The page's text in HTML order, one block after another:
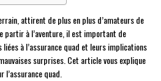
attirent de plus en plus d’amateurs de
partir à l’aventure, il est important de
à l’assurance quad et leurs implications
surprises. Cet article vous explique
quad.